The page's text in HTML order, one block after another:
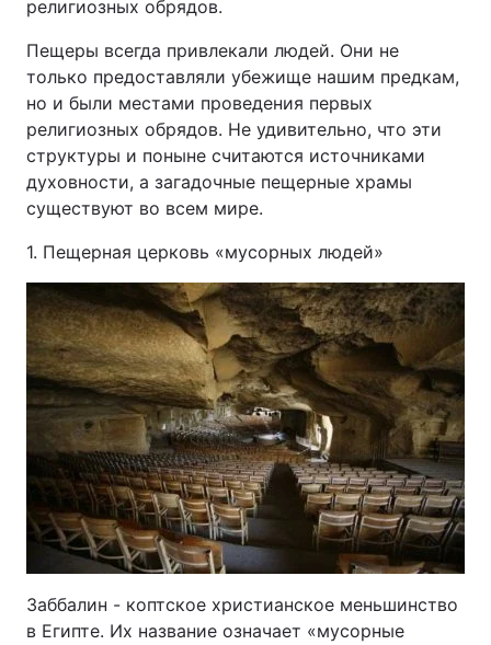
религиозных обрядов.
Пещеры всегда привлекали людей. Они не
только предоставляли убежище нашим предкам,
но и были местами проведения первых
религиозных обрядов. Не удивительно, что эти
структуры и поныне считаются источниками
духовности, а загадочные пещерные храмы
существуют во всем мире.
1. Пещерная церковь «мусорных людей»
Заббалин - коптское христианское меньшинство
в Египте. Их название означает «мусорные